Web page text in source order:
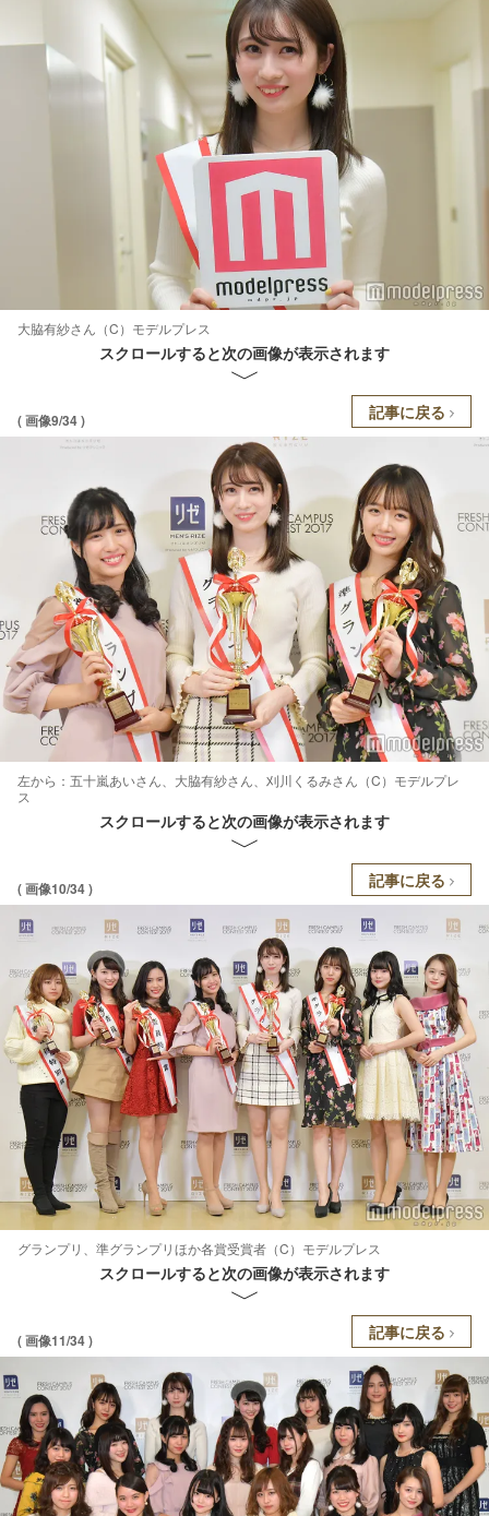
大脇有紗さん（C）モデルプレス
スクロールすると次の画像が表示されます
( 画像9/34 ) 記事に戻る
左から：五十嵐あいさん、大脇有紗さん、刈川くるみさん（C）モデルプレ
ス
スクロールすると次の画像が表示されます
( 画像10/34 ) 記事に戻る
グランプリ、準グランプリほか各賞受賞者（C）モデルプレス
スクロールすると次の画像が表示されます
( 画像11/34 ) 記事に戻る